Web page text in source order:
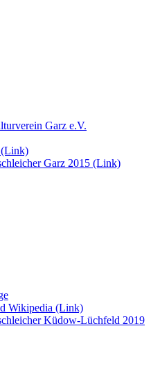
Garz e.V.
(Link)
Garz 2015 (Link)
Wikipedia (Link)
Küdow-Lüchfeld 2019